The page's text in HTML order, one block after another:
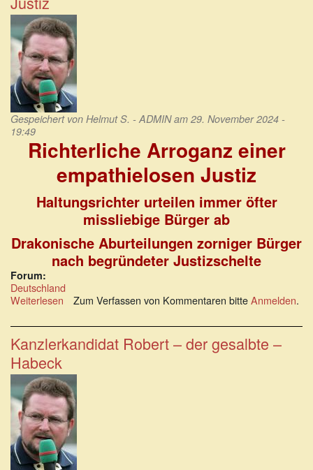
der
Strecke
Gespeichert von Helmut S. - ADMINam 29. November 2024 -
19:49
Richterliche Arroganz einer
empathielosen Justiz
Haltungsrichter urteilen immer öfter
missliebige Bürger ab
Drakonische Aburteilungen zorniger Bürger
nach begründeter Justizschelte
Forum:
Deutschland
Weiterlesen über
Arroganz
einer
empathielosen
Zum Verfassen von Kommentaren bitteAnmelden.
Kanzlerkandidat Robert – der gesalbte –
Habeck